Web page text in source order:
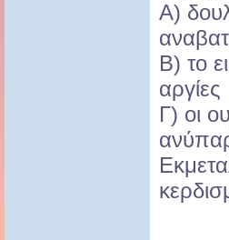
Α)
Β) το
αργίες
Γ) οι